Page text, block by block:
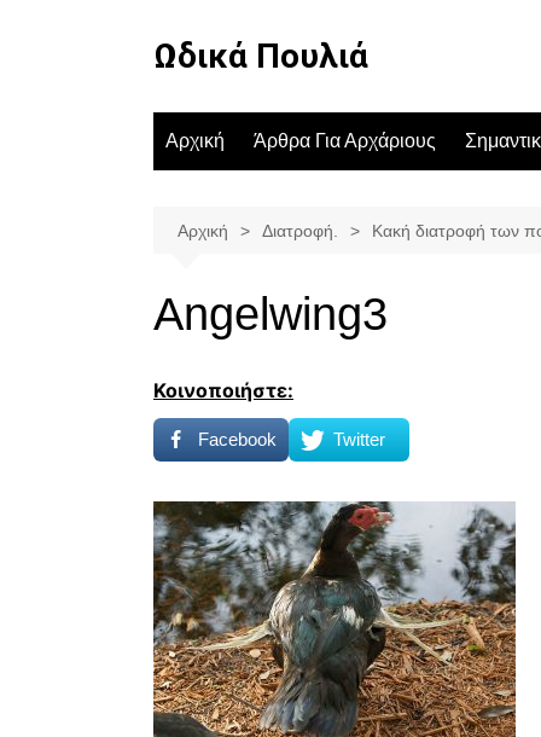
Ωδικά Πουλιά
Αρχική Άρθρα Για Αρχάριους
Αρχική Διατροφή. Κακή διατροφή των
Angelwing3
Κοινοποιήστε:
Facebook Twitter